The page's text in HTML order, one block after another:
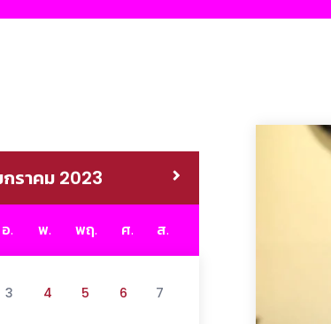
ราคม 2023
อ. พ. พฤ. ศ. ส.
3 4 5 6 7